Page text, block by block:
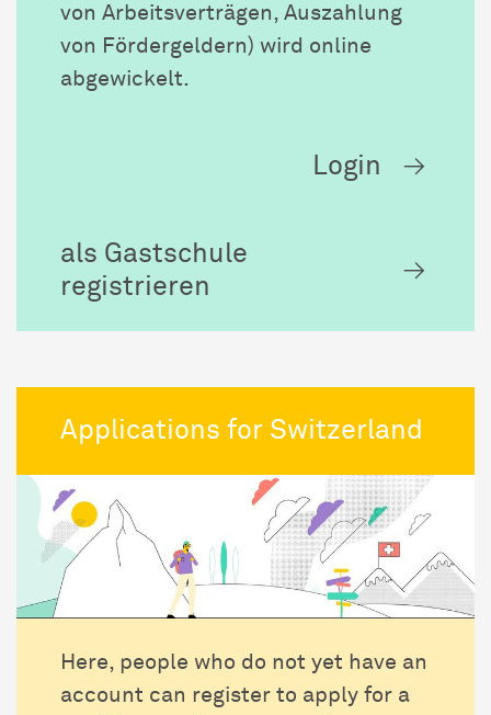
von Arbeitsverträgen, Auszahlung
von Fördergeldern) wird online
abgewickelt.
Login
als Gastschule
registrieren
Applications for Switzerland
Here, people who do not yet have an
account can register to apply for a